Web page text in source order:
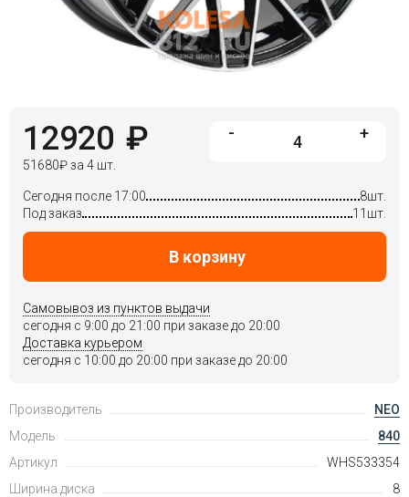
12920 ₽
51680₽за 4 шт.
- +
Сегодня после 17:00
8шт.
Под заказ
11шт.
В корзину
Самовывоз из пунктов выдачи
сегодня c 9:00 до 21:00 при заказе до 20:00
Доставка курьером
сегодня c 10:00 до 20:00 при заказе до 20:00
Производитель
NEO
Модель
840
Артикул
WHS533354
Ширина диска
8